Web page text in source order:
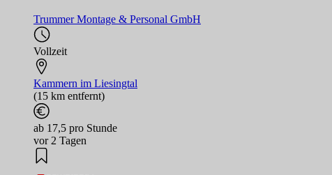
Trummer Montage & Personal GmbH
Vollzeit
Kammern im Liesingtal
(15 km entfernt)
ab 17,5 pro Stunde
vor 2 Tagen